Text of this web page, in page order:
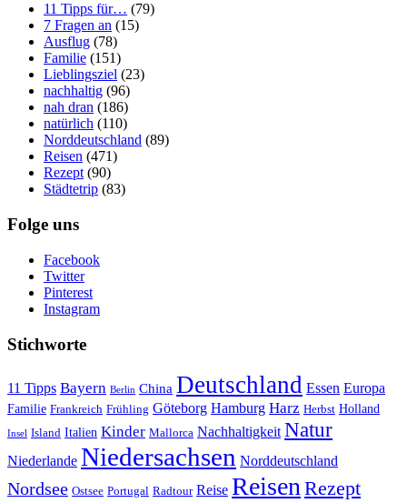
11 Tipps für… (79)
7 Fragen an (15)
Ausflug (78)
Familie (151)
Lieblingsziel (23)
nachhaltig (96)
nah dran (186)
natürlich (110)
Norddeutschland (89)
Reisen (471)
Rezept (90)
Städtetrip (83)
Folge uns
Facebook
Twitter
Pinterest
Instagram
Stichworte
11 Tipps Bayern Berlin China Deutschland Essen Europa
Familie Frankreich Frühling Göteborg Hamburg Harz Herbst Holland
Insel Island Italien Kinder Mallorca Nachhaltigkeit Natur
Niederlande Niedersachsen Norddeutschland
Nordsee Ostsee Portugal Radtour Reise ReisenRezept